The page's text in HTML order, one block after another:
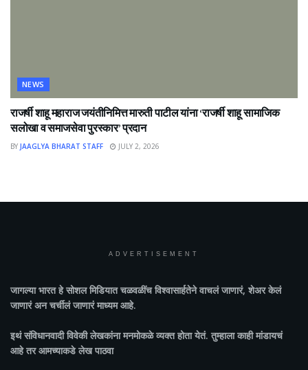
NEWS
राजर्षी शाहू महाराज जयंतीनिमित्त मारुती पाटील यांना ‘राजर्षी शाहू सामाजिक
सलोखा व समाजसेवा पुरस्कार’ प्रदान
BY JAAGLYA BHARAT STAFF JULY 2, 2026
ADVERTISEMENT
जागल्या भारतहे सोशल मिडियात चळवळींच विश्वासार्हतेने वाचलं जाणारं, शेअर केलं
जाणारं अन चर्चीलं जाणारं माध्यम आहे.
इथं संविधानवादी विवेकी लेखकांना मनमोकळे व्यक्त होता येतं. तुम्हाला काही मांडायचं
आहे तर आमच्याकडे लेख पाठवा